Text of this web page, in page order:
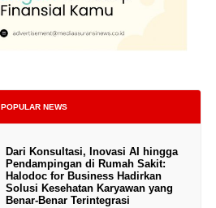
POPULAR NEWS
Dari Konsultasi, Inovasi AI hingga
Pendampingan di Rumah Sakit:
Halodoc for Business Hadirkan
Solusi Kesehatan Karyawan yang
Benar-Benar Terintegrasi